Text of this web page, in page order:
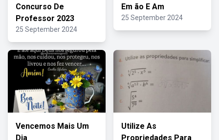
Concurso De
Professor 2023
25 September 2024
Em ão E Am
25 September 2024
Vencemos Mais Um
Dia
Utilize As
Propriedades Para